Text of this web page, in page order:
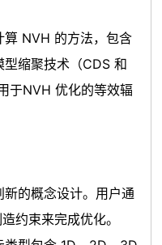
NVH 的方法，包含
缩聚技术（CDS 和
于NVH 优化的等效辐
的概念设计。用户通
约束来完成优化。